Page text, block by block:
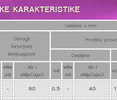
KARAKTERISTIKE
Veličine u mm
Okrugli
četvrtasti
šestougaoni
Profilni/
Debljina
više
od
do i
uključujući
od
više
od
do i
uključujući
- 80 0,5 - 40 1